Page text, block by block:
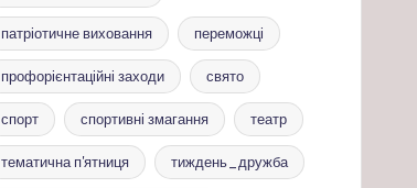
патріотичне виховання переможці
профорієнтаційні заходи свято
спорт спортивні змагання театр
тематична п'ятниця тиждень_дружба